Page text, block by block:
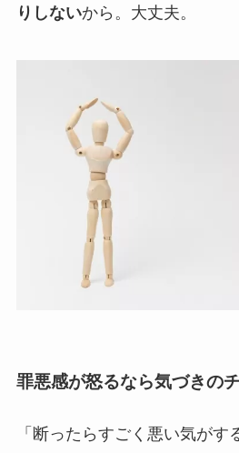
りしないから。大丈夫。
罪悪感が怒るなら気づきの
「断ったらすごく悪い気がす